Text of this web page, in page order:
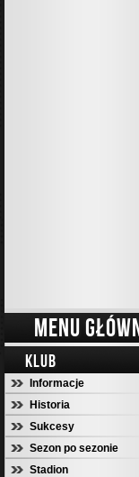
MENU
KLUB
Informacje
Historia
Sukcesy
Sezon po sezonie
Stadion